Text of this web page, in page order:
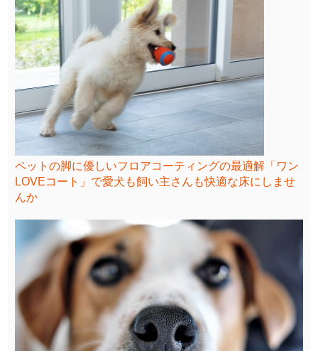
ペットの脚に優しいフロアコーティングの最適解「ワン
LOVEコート」で愛犬も飼い主さんも快適な床にしませ
んか